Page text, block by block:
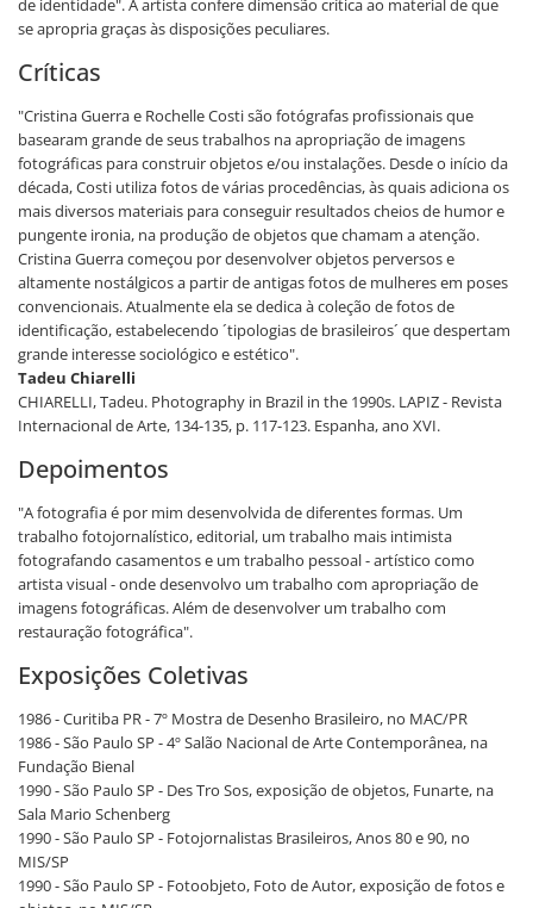
de identidade". A artista confere dimensão crítica ao material de que
se apropria graças às disposições peculiares.
Críticas
"Cristina Guerra e Rochelle Costi são fotógrafas profissionais que
basearam grande de seus trabalhos na apropriação de imagens
fotográficas para construir objetos e/ou instalações. Desde o início da
década, Costi utiliza fotos de várias procedências, às quais adiciona os
mais diversos materiais para conseguir resultados cheios de humor e
pungente ironia, na produção de objetos que chamam a atenção.
Cristina Guerra começou por desenvolver objetos perversos e
altamente nostálgicos a partir de antigas fotos de mulheres em poses
convencionais. Atualmente ela se dedica à coleção de fotos de
identificação, estabelecendo ´tipologias de brasileiros´ que despertam
grande interesse sociológico e estético".
Tadeu Chiarelli
CHIARELLI, Tadeu. Photography in Brazil in the 1990s. LAPIZ - Revista
Internacional de Arte, 134-135, p. 117-123. Espanha, ano XVI.
Depoimentos
"A fotografia é por mim desenvolvida de diferentes formas. Um
trabalho fotojornalístico, editorial, um trabalho mais intimista
fotografando casamentos e um trabalho pessoal - artístico como
artista visual - onde desenvolvo um trabalho com apropriação de
imagens fotográficas. Além de desenvolver um trabalho com
restauração fotográfica".
Exposições Coletivas
1986 - Curitiba PR - 7º Mostra de Desenho Brasileiro, no MAC/PR
1986 - São Paulo SP - 4º Salão Nacional de Arte Contemporânea, na
Fundação Bienal
1990 - São Paulo SP - Des Tro Sos, exposição de objetos, Funarte, na
Sala Mario Schenberg
1990 - São Paulo SP - Fotojornalistas Brasileiros, Anos 80 e 90, no
MIS/SP
1990 - São Paulo SP - Fotoobjeto, Foto de Autor, exposição de fotos e